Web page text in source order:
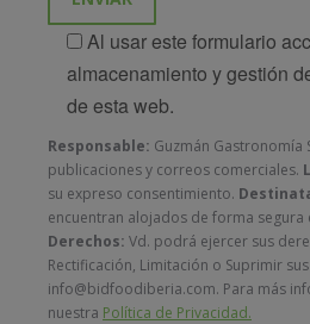
Al usar este formulario
almacenamiento y gestión
de esta web.
Responsable: Guzmán Gastronomía
publicaciones y correos comerciales.
su expreso consentimiento.
encuentran alojados de forma segura
Derechos: Vd. podrá ejercer sus
Rectificación, Limitación o Suprimir
info@bidfoodiberia.com. Para más
nuestra Política de Privacidad.